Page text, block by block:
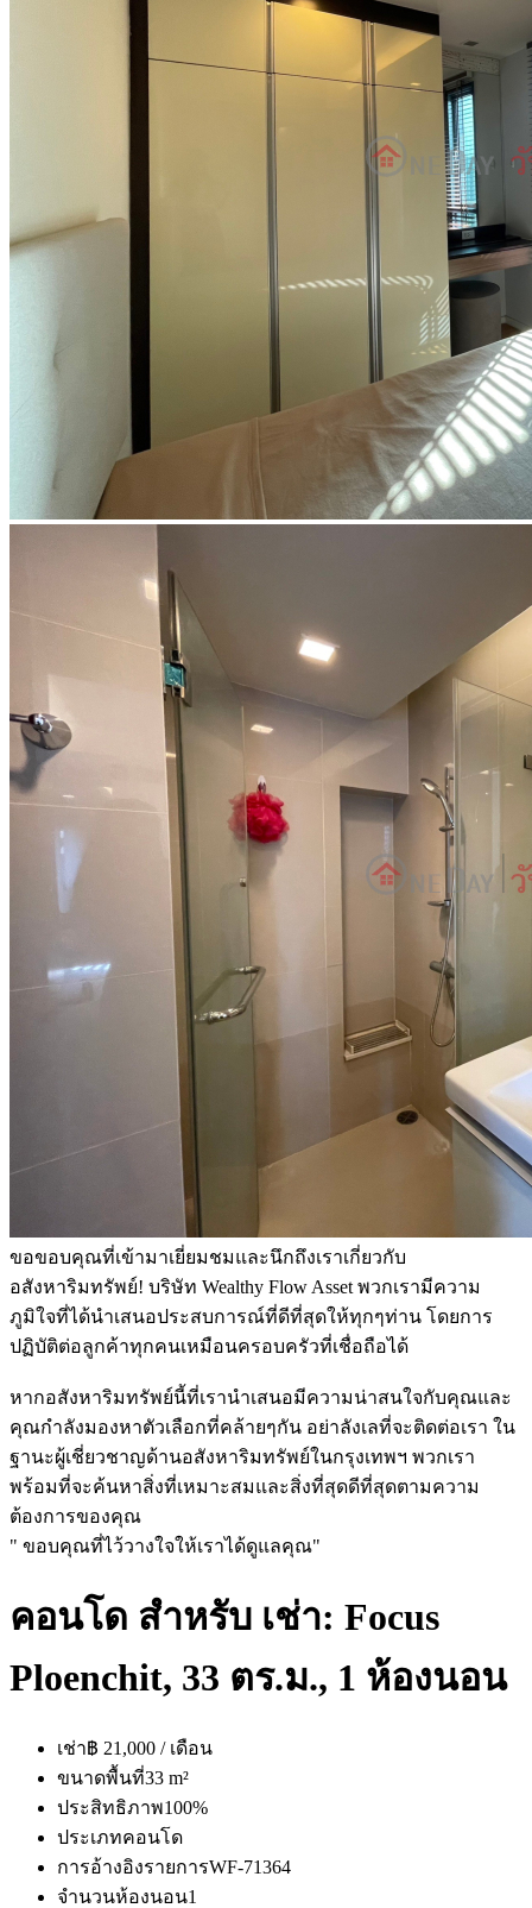
ขอขอบคุณที่เข้ามาเยี่ยมชมและนึกถึงเราเกี่ยวกับ
อสังหาริมทรัพย์! บริษัท Wealthy Flow Asset พวกเรามีความ
ภูมิใจที่ได้นำเสนอประสบการณ์ที่ดีที่สุดให้ทุกๆท่าน โดยการ
ปฏิบัติต่อลูกค้าทุกคนเหมือนครอบครัวที่เชื่อถือได้
หากอสังหาริมทรัพย์นี้ที่เรานำเสนอมีความน่าสนใจกับคุณและ
คุณกำลังมองหาตัวเลือกที่คล้ายๆกัน อย่าลังเลที่จะติดต่อเรา ใน
ฐานะผู้เชี่ยวชาญด้านอสังหาริมทรัพย์ในกรุงเทพฯ พวกเรา
พร้อมที่จะค้นหาสิ่งที่เหมาะสมและสิ่งที่สุดดีที่สุดตามความ
ต้องการของคุณ
" ขอบคุณที่ไว้วางใจให้เราได้ดูแลคุณ"
คอนโด สำหรับ เช่า: Focus
Ploenchit, 33 ตร.ม., 1 ห้องนอน
เช่า฿ 21,000 / เดือน
ขนาดพื้นที่33 m²
ประสิทธิภาพ100%
ประเภทคอนโด
การอ้างอิงรายการWF-71364
จำนวนห้องนอน1